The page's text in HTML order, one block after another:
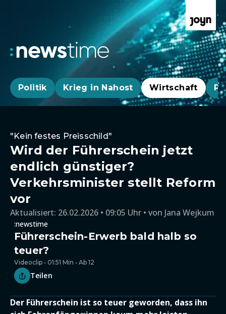
Politik Krieg in Nahost Wirtschaft
"Kein festes Preisschild"
Wird der Führerschein jetzt
endlich günstiger?
Verkehrsminister stellt Reform
vor
Aktualisiert: 26.02.2026 • 09:05 Uhr von Jana Wejkum
:newstime
Führerschein-Erwerb bald halb so
teuer?
Videoclip • 01:51 Min • Ab 12
Teilen
Der Führerschein ist so teuer geworden, dass ihn